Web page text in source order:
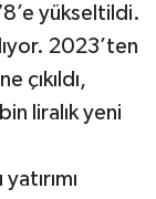
yükseltildi.
2023’ten
çıkıldı,
liralık yeni